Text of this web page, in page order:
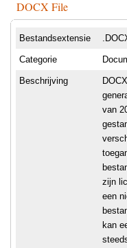
DOCX File
Bestandsextensie
Categorie
Beschrijving
van
zijn
een
kan